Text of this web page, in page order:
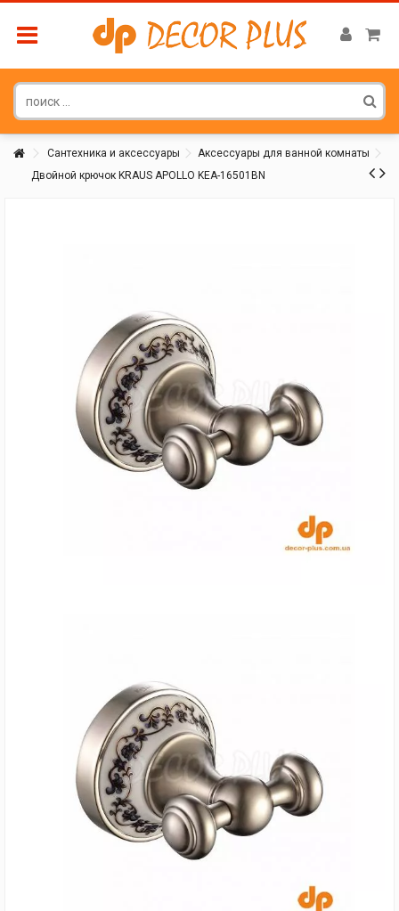
Сантехника и аксессуары
Аксессуары для ванной комнаты
Двойной крючок KRAUS APOLLO KEA-16501BN